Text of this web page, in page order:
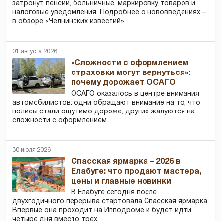
затронут пенсии, больничные, маркировку товаров и
налоговые уведомления. Подробнее о нововведениях –
в обзоре «Челнинских известий»
01 августа 2026
«Сложности с оформлением
страховки могут вернуться»:
почему дорожает ОСАГО
ОСАГО оказалось в центре внимания
автомобилистов: одни обращают внимание на то, что
полисы стали ощутимо дороже, другие жалуются на
сложности с оформлением.
30 июля 2026
Спасская ярмарка – 2026 в
Елабуге: что продают мастера,
цены и главные новинки
В Елабуге сегодня после
двухгодичного перерыва стартовала Спасская ярмарка.
Впервые она проходит на Ипподроме и будет идти
четыре дня вместо трех.